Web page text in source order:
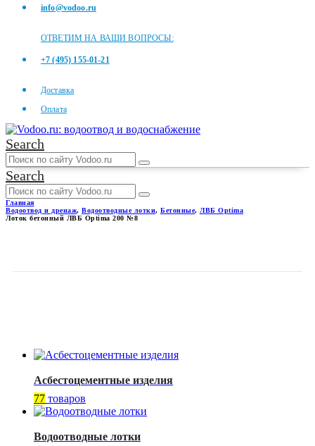
info@vodoo.ru
ОТВЕТИМ НА ВАШИ ВОПРОСЫ:
+7 (495) 155-01-21
Доставка
Оплата
Search
Search
Главная
Водоотвод и дренаж, Водоотводные лотки, Бетонные, ЛВБ Optima
Лоток бетонный ЛВБ Optima 200 №8
Асбестоцементные изделия
77 товаров
Водоотводные лотки